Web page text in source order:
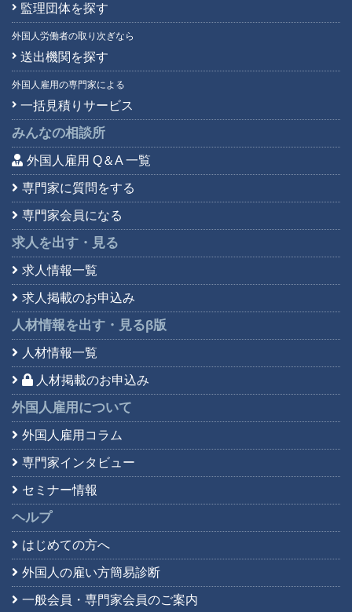
監理団体を探す
外国人労働者の取り次ぎなら
送出機関を探す
外国人雇用の専門家による
一括見積りサービス
みんなの相談所
外国人雇用 Q＆A 一覧
専門家に質問をする
専門家会員になる
求人を出す・見る
求人情報一覧
求人掲載のお申込み
人材情報を出す・見るβ版
人材情報一覧
人材掲載のお申込み
外国人雇用について
外国人雇用コラム
専門家インタビュー
セミナー情報
ヘルプ
はじめての方へ
外国人の雇い方簡易診断
一般会員・専門家会員のご案内